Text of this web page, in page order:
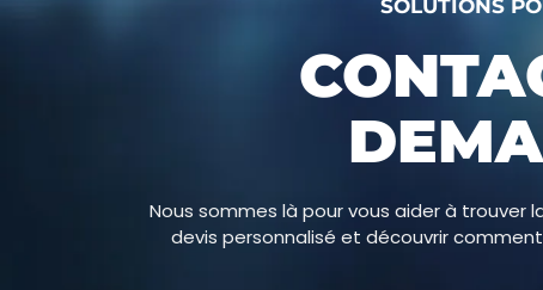
SOLUTIONS
Nous sommes là pour vous aider à
devis personnalisé et découvrir